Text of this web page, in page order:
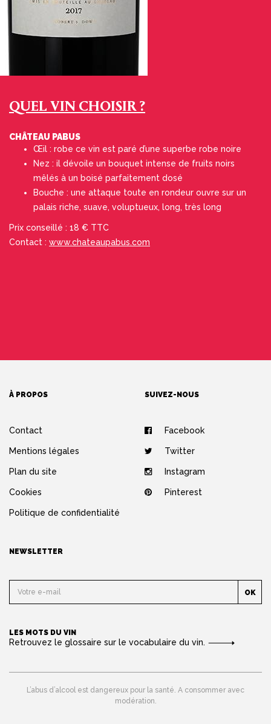
QUEL VIN CHOISIR ?
CHÂTEAU PABUS
Œil : robe ce vin est paré d’une superbe robe noire
Nez : il dévoile un bouquet intense de fruits noirs
mêlés à un boisé parfaitement dosé
Bouche : une attaque toute en rondeur ouvre sur un
palais riche, suave, voluptueux, long, très long
Prix conseillé : 18 € TTC
Contact : www.chateaupabus.com
À PROPOS
Contact
Mentions légales
Plan du site
Cookies
Politique de confidentialité
SUIVEZ-NOUS
Facebook
Twitter
Instagram
Pinterest
NEWSLETTER
OK
LES MOTS DU VIN
Retrouvez le glossaire sur le vocabulaire du vin.
L’abus d’alcool est dangereux pour la santé. A consommer avec
modération.